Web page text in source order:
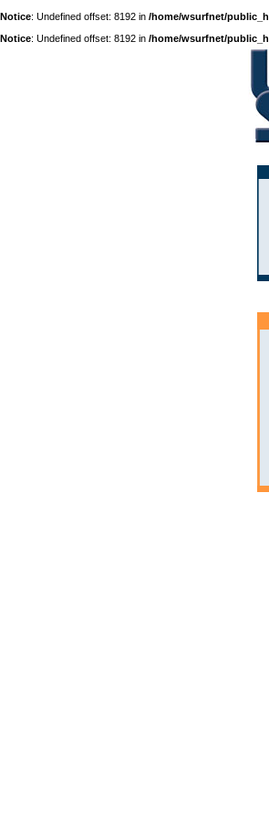
Notice: Undefined offset: 8192 in /home/wsurfnet/
Notice: Undefined offset: 8192 in /home/wsurfnet/